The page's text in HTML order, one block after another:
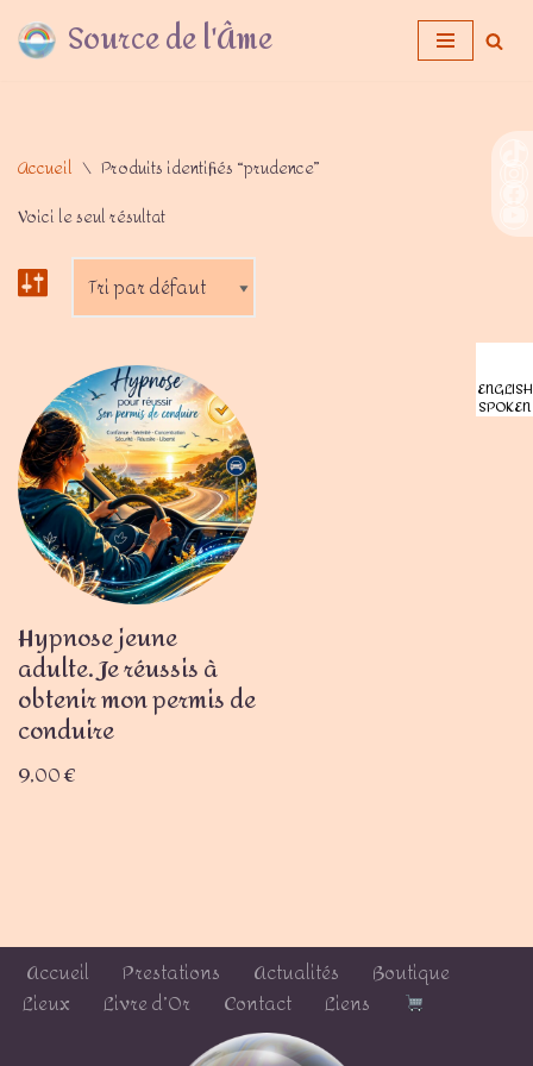
Aller Source de l'Âme
Accueil \ Produits identifiés “prudence”
Voici le seul résultat
Hypnose jeune
adulte. Je réussis à
obtenir mon permis de
conduire
9,00€
Accueil Prestations Actualités
Boutique
Lieux
Livre d’Or Contact Liens
ENGLISH
SPOKEN